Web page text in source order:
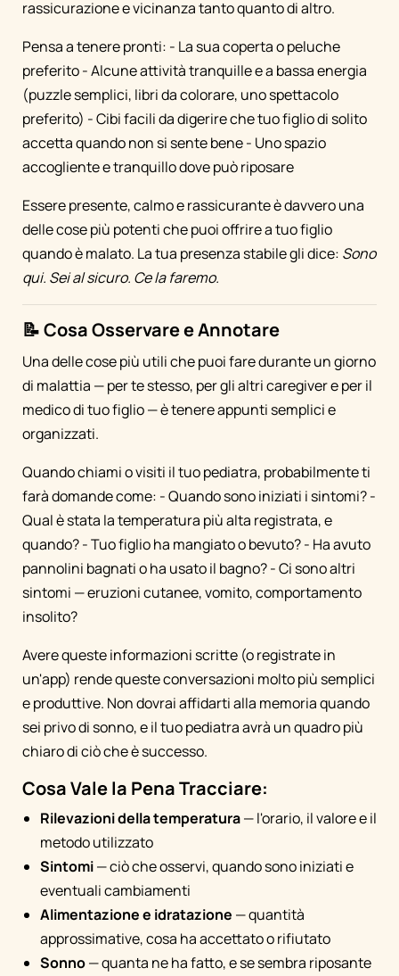
rassicurazione e vicinanza tanto quanto di altro.
Pensa a tenere pronti: - La sua coperta o peluche
preferito - Alcune attività tranquille e a bassa energia
(puzzle semplici, libri da colorare, uno spettacolo
preferito) - Cibi facili da digerire che tuo figlio di solito
accetta quando non si sente bene - Uno spazio
accogliente e tranquillo dove può riposare
Essere presente, calmo e rassicurante è davvero una
delle cose più potenti che puoi offrire a tuo figlio
quando è malato. La tua presenza stabile gli dice: Sono
qui. Sei al sicuro. Ce la faremo.
📝 Cosa Osservare e Annotare
Una delle cose più utili che puoi fare durante un giorno
di malattia — per te stesso, per gli altri caregiver e per il
medico di tuo figlio — è tenere appunti semplici e
organizzati.
Quando chiami o visiti il tuo pediatra, probabilmente ti
farà domande come: - Quando sono iniziati i sintomi? -
Qual è stata la temperatura più alta registrata, e
quando? - Tuo figlio ha mangiato o bevuto? - Ha avuto
pannolini bagnati o ha usato il bagno? - Ci sono altri
sintomi — eruzioni cutanee, vomito, comportamento
insolito?
Avere queste informazioni scritte (o registrate in
un'app) rende queste conversazioni molto più semplici
e produttive. Non dovrai affidarti alla memoria quando
sei privo di sonno, e il tuo pediatra avrà un quadro più
chiaro di ciò che è successo.
Cosa Vale la Pena Tracciare:
Rilevazioni della temperatura— l'orario, il valore e il
metodo utilizzato
Sintomi— ciò che osservi, quando sono iniziati e
eventuali cambiamenti
Alimentazione e idratazione — quantità
approssimative, cosa ha accettato o rifiutato
Sonno— quanta ne ha fatto, e se sembra riposante